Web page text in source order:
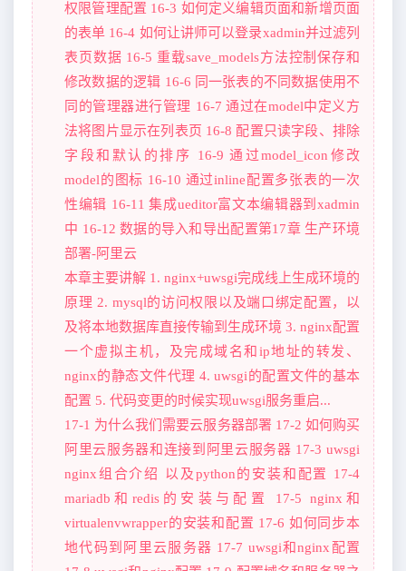
权限管理配置 16-3 如何定义编辑页面和新增页面
的表单 16-4 如何让讲师可以登录xadmin并过滤列
表页数据 16-5 重载save_models方法控制保存和
修改数据的逻辑 16-6 同一张表的不同数据使用不
同的管理器进行管理 16-7 通过在model中定义方
法将图片显示在列表页 16-8 配置只读字段、排除
字段和默认的排序 16-9 通过model_icon修改
model的图标 16-10 通过inline配置多张表的一次
性编辑 16-11 集成ueditor富文本编辑器到xadmin
中 16-12 数据的导入和导出配置第17章 生产环境
部署-阿里云
本章主要讲解 1. nginx+uwsgi完成线上生成环境的
原理 2. mysql的访问权限以及端口绑定配置，以
及将本地数据库直接传输到生成环境 3. nginx配置
一个虚拟主机，及完成域名和ip地址的转发、
nginx的静态文件代理 4. uwsgi的配置文件的基本
配置 5. 代码变更的时候实现uwsgi服务重启...
17-1 为什么我们需要云服务器部署 17-2 如何购买
阿里云服务器和连接到阿里云服务器 17-3 uwsgi
nginx组合介绍 以及python的安装和配置 17-4
mariadb和redis的安装与配置 17-5 nginx和
virtualenvwrapper的安装和配置 17-6 如何同步本
地代码到阿里云服务器 17-7 uwsgi和nginx配置